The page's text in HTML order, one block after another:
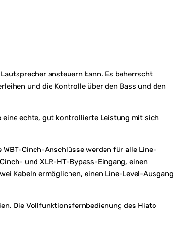
ansteuern kann. Es beherrscht
und die Kontrolle über den Bass und den
eine echte, gut kontrollierte Leistung mit sich
Cinch-Anschlüsse werden für alle Line-
und XLR-HT-Bypass-Eingang, einen
Kabeln ermöglichen, einen Line-Level-Ausgang
Die Vollfunktionsfernbedienung des Hiato